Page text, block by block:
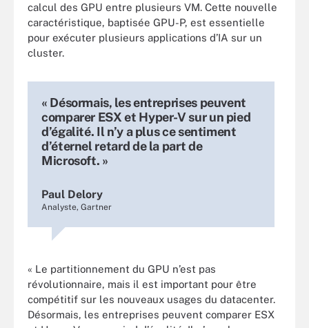
calcul des GPU entre plusieurs VM. Cette nouvelle
caractéristique, baptisée GPU-P, est essentielle
pour exécuter plusieurs applications d’IA sur un
cluster.
« Désormais, les entreprises peuvent
comparer ESX et Hyper-V sur un pied
d’égalité. Il n’y a plus ce sentiment
d’éternel retard de la part de
Microsoft. »
Paul Delory
Analyste, Gartner
« Le partitionnement du GPU n’est pas
révolutionnaire, mais il est important pour être
compétitif sur les nouveaux usages du datacenter.
Désormais, les entreprises peuvent comparer ESX